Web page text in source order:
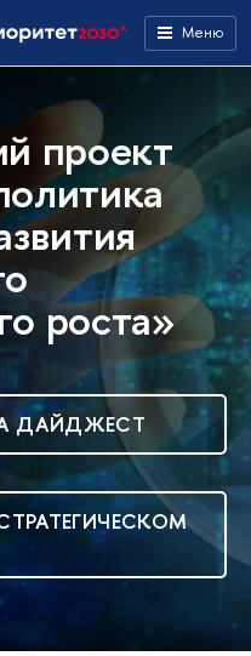
Меню
проект
роста»
ДАЙДЖЕСТ